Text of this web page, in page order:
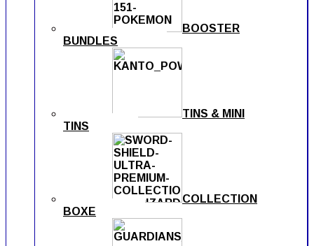
BOOSTER
BUNDLES
TINS & MINI
TINS
COLLECTION
BOXE